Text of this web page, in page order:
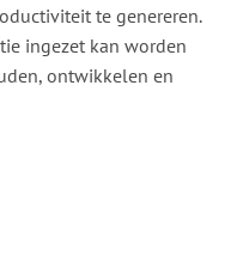
te genereren.
ingezet kan worden
ontwikkelen en